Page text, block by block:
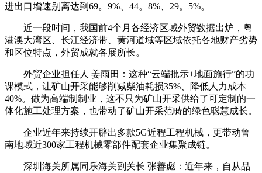
进出口增速别离达到69。9%、44。8%、29。5%。
近一段时间，我国前4个月各经济区域外贸数据出炉，粤
港澳大湾区、长江经济带、黄河道域等区域依托各地财产劣势
和区位特点，外贸成就各展所长。
外贸企业担任人 姜雨田：这种“云端批示+地面施行”的功
课模式，让矿山开采能够削减柴油耗损35%、降低人力成本
40%。做为高端制制业，这不只为矿山开采供给了可定制的一
体化施工处理方案，也带动了矿山开采范畴的绿色聪慧成长。
企业近年来持续开辟出多款5G近程工程机械，更带动鲁
南地域近300家工程机械零部件配套企业集聚成链。
深圳海关所属同乐海关副关长 张善彪：近年来，自从品